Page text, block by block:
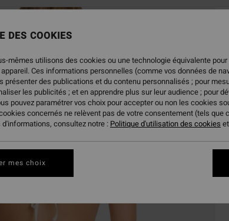
DES COOKIES
mêmes utilisons des cookies ou une technologie équivalente
Ces informations personnelles (comme vos données de
présenter des publications et du contenu personnalisés ; pour
les publicités ; et en apprendre plus sur leur audience ; pour
pouvez paramétrer vos choix pour accepter ou non les cookies
concernés ne relèvent pas de votre consentement (tels que
d'informations, consultez notre : Politique d'utilisation des cookies et
mes choix